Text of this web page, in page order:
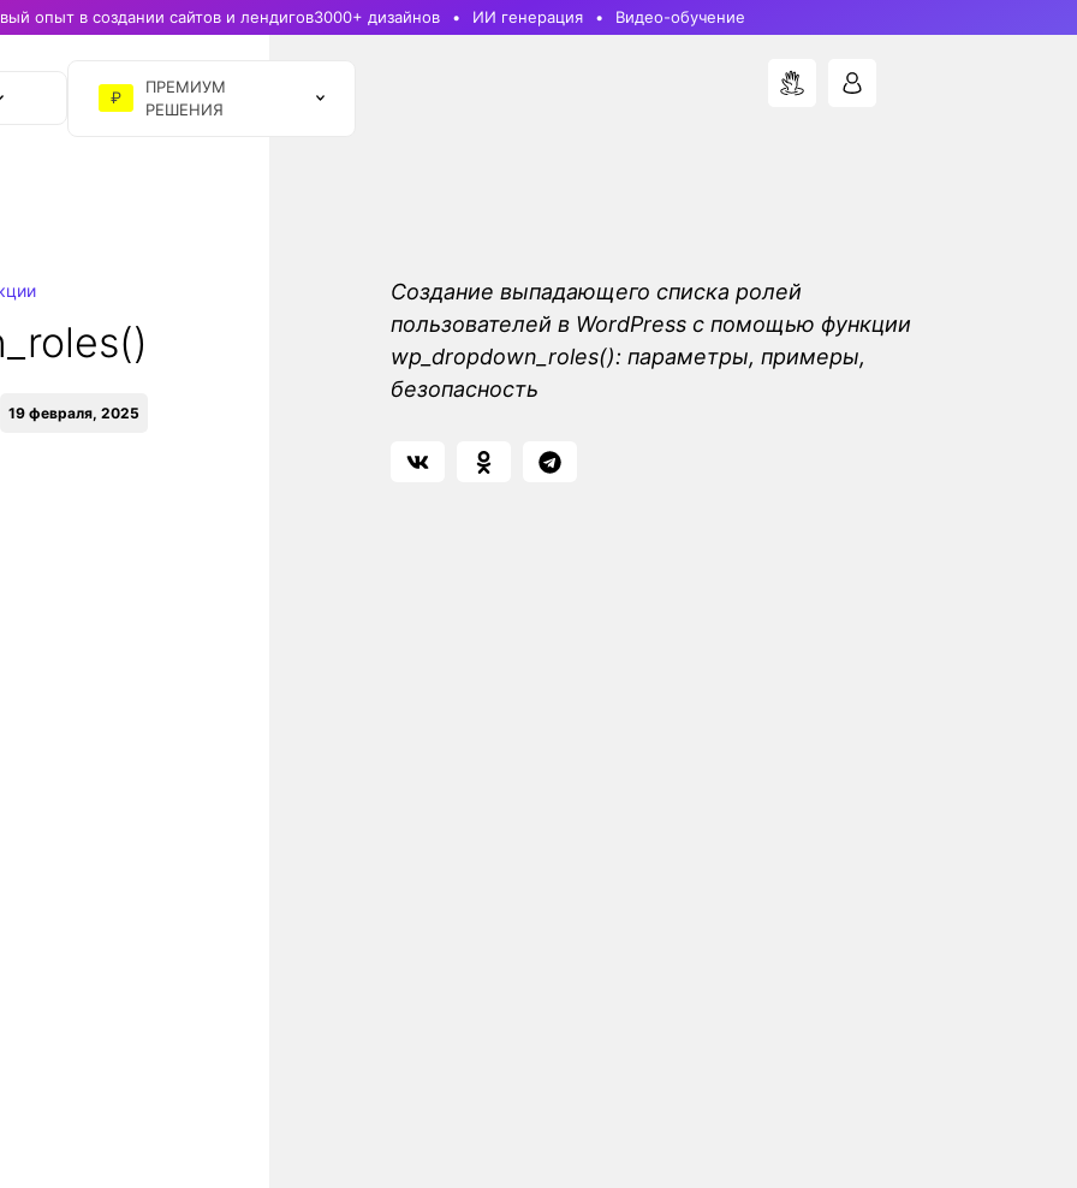
опыт в создании сайтов и лендигов3000+ дизайнов ИИ генерация Видео-обучение
₽
ПРЕМИУМ
РЕШЕНИЯ
19 февраля, 2025
Создание выпадающего списка ролей
пользователей в WordPress с помощью функции
wp_dropdown_roles(): параметры, примеры,
безопасность